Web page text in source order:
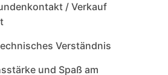
/ Verkauf
Verständnis
und Spaß am